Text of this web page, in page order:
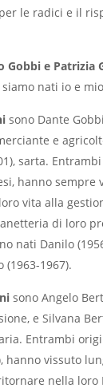
le radici e il
Gobbi e Patrizia
nati io e
sono Dante
e
sarta.
hanno sempre
vita alla
di loro
nati Danilo
(1963-1967).
sono Angelo
e Silvana
Entrambi
hanno vissuto
nella loro